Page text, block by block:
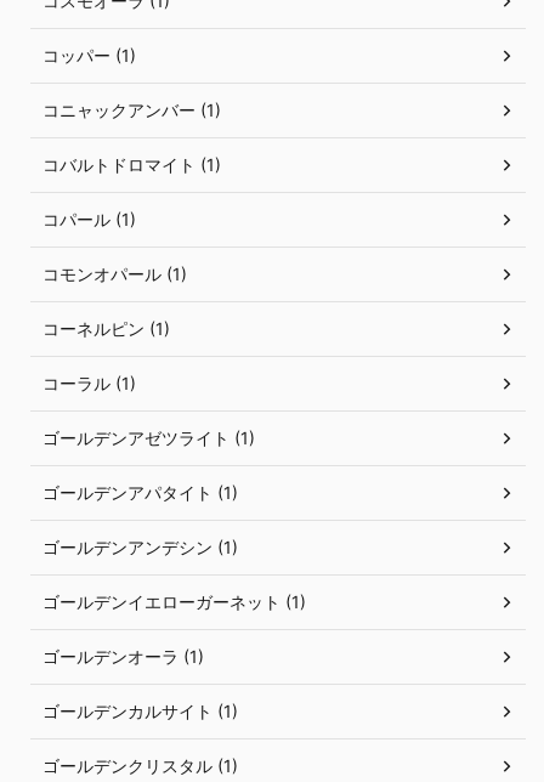
コッパー (1)
コニャックアンバー (1)
コバルトドロマイト (1)
コパール (1)
コモンオパール (1)
コーネルピン (1)
コーラル (1)
ゴールデンアゼツライト (1)
ゴールデンアパタイト (1)
ゴールデンアンデシン (1)
ゴールデンイエローガーネット (1)
ゴールデンオーラ (1)
ゴールデンカルサイト (1)
ゴールデンクリスタル (1)